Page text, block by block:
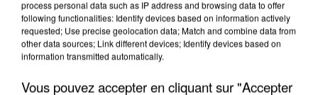
process personal data such as IP address and browsing data to offer
following functionalities: Identify devices based on information actively
requested; Use precise geolocation data; Match and combine data from
other data sources; Link different devices; Identify devices based on
information transmitted automatically.
Vous pouvez accepter en cliquant sur "Accepter